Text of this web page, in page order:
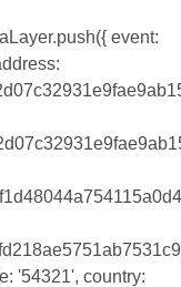
event:
'54321', country: